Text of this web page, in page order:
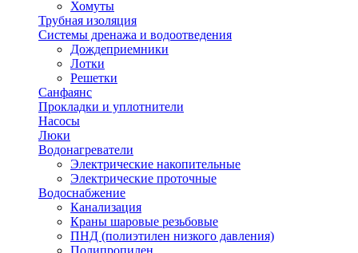
Хомуты
Трубная изоляция
Системы дренажа и водоотведения
Дождеприемники
Лотки
Решетки
Санфаянс
Прокладки и уплотнители
Насосы
Люки
Водонагреватели
Электрические накопительные
Электрические проточные
Водоснабжение
Канализация
Краны шаровые резьбовые
ПНД (полиэтилен низкого давления)
Полипропилен